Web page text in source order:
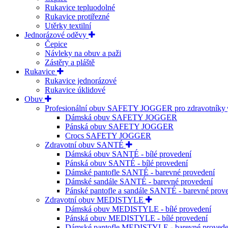
Rukavice tepluodolné
Rukavice protiřezné
Utěrky textilní
Jednorázové oděvy
Čepice
Návleky na obuv a paži
Zástěry a pláště
Rukavice
Rukavice jednorázové
Rukavice úklidové
Obuv
Profesionální obuv SAFETY JOGGER pro zdravotníky
Dámská obuv SAFETY JOGGER
Pánská obuv SAFETY JOGGER
Crocs SAFETY JOGGER
Zdravotní obuv SANTÉ
Dámská obuv SANTÉ - bílé provedení
Pánská obuv SANTÉ - bílé provedení
Dámské pantofle SANTÉ - barevné provedení
Dámské sandále SANTÉ - barevné provedení
Pánské pantofle a sandále SANTÉ - barevné
Zdravotní obuv MEDISTYLE
Dámská obuv MEDISTYLE - bílé provedení
Pánská obuv MEDISTYLE - bílé provedení